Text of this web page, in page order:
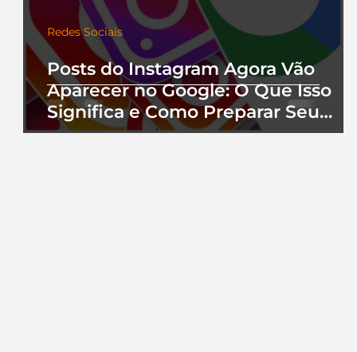
Posts do Instagram Agora Vão
Aparecer no Google: O Que Isso
Significa e Como Preparar Seu
Perfil
Redes Sociais